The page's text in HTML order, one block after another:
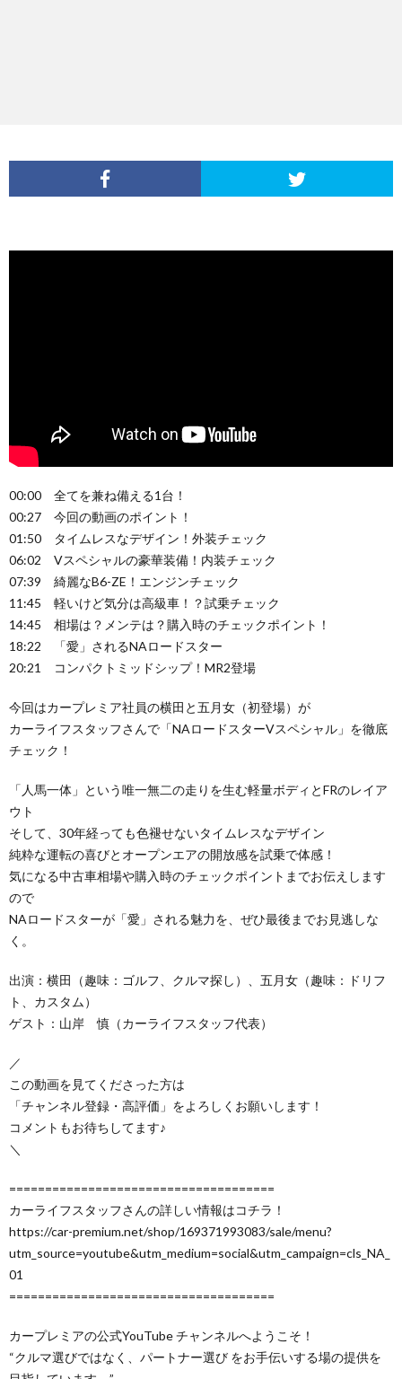
00:00 全てを兼ね備える1台！
00:27 今回の動画のポイント！
01:50 タイムレスなデザイン！外装チェック
06:02 Vスペシャルの豪華装備！内装チェック
07:39 綺麗なB6-ZE！エンジンチェック
11:45 軽いけど気分は高級車！？試乗チェック
14:45 相場は？メンテは？購入時のチェックポイント！
18:22 「愛」されるNAロードスター
20:21 コンパクトミッドシップ！MR2登場
今回はカープレミア社員の横田と五月女（初登場）が
カーライフスタッフさんで「NAロードスターVスペシャル」を徹底
チェック！
「人馬一体」という唯一無二の走りを生む軽量ボディとFRのレイア
ウト
そして、30年経っても色褪せないタイムレスなデザイン
純粋な運転の喜びとオープンエアの開放感を試乗で体感！
気になる中古車相場や購入時のチェックポイントまでお伝えします
ので
NAロードスターが「愛」される魅力を、ぜひ最後までお見逃しな
く。
出演：横田（趣味：ゴルフ、クルマ探し）、五月女（趣味：ドリフ
ト、カスタム）
ゲスト：山岸 慎（カーライフスタッフ代表）
／
この動画を見てくださった方は
「チャンネル登録・高評価」をよろしくお願いします！
コメントもお待ちしてます♪
＼
=====================================
カーライフスタッフさんの詳しい情報はコチラ！
https://car-premium.net/shop/169371993083/sale/menu?
utm_source=youtube&utm_medium=social&utm_campaign=cls_NA_
01
=====================================
カープレミアの公式YouTube チャンネルへようこそ！
“クルマ選びではなく、パートナー選び をお手伝いする場の提供を